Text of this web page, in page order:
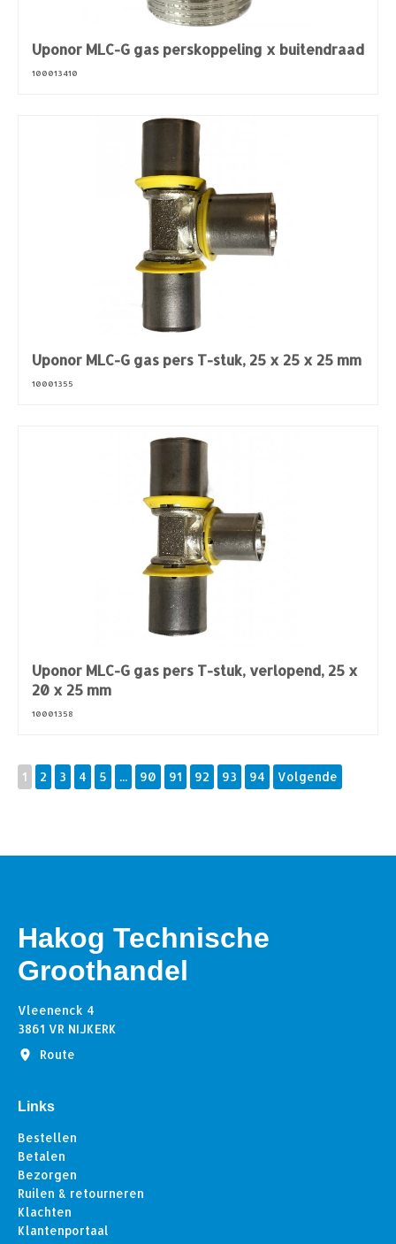
Uponor MLC-G gas perskoppeling x buitendraad
100013410
Uponor MLC-G gas pers T-stuk, 25 x 25 x 25 mm
10001355
Uponor MLC-G gas pers T-stuk, verlopend, 25 x
20 x 25 mm
10001358
1 2 3 4 5 ... 90 91 92 93 94 Volgende
Hakog Technische
Groothandel
Vleenenck 4
3861 VR NIJKERK
Route
Links
Bestellen
Betalen
Bezorgen
Ruilen & retourneren
Klachten
Klantenportaal